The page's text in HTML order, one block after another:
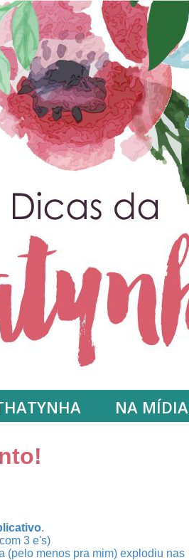
NA MÍDIA
.
3 e's)
(pelo menos pra mim) explodiu nas